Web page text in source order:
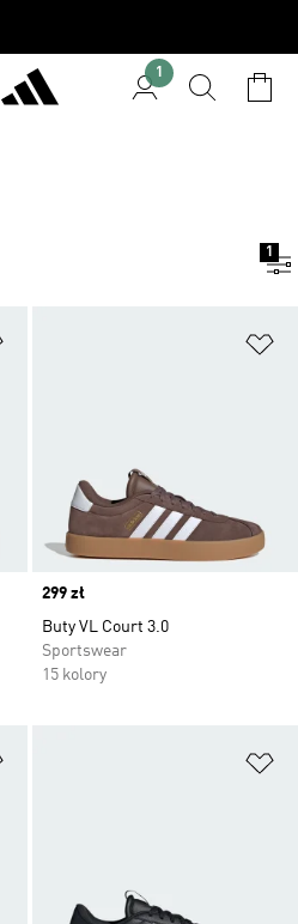
1
1
Price
299 zł
Buty VL Court 3.0
Sportswear
15 kolory